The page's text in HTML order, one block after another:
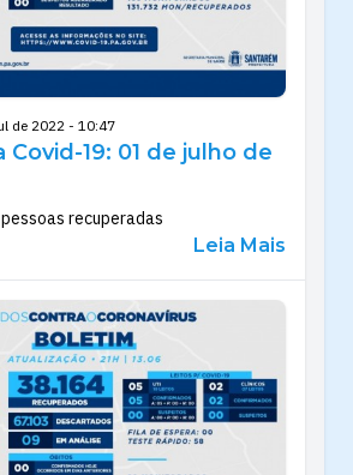
de 2022 - 10:47
19: 01 de julho de
recuperadas
Leia Mais